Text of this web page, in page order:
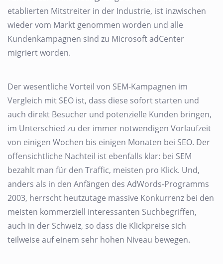
etablierten Mitstreiter in der Industrie, ist inzwischen
wieder vom Markt genommen worden und alle
Kundenkampagnen sind zu Microsoft adCenter
migriert worden.
Der wesentliche Vorteil von SEM-Kampagnen im
Vergleich mit SEO ist, dass diese sofort starten und
auch direkt Besucher und potenzielle Kunden bringen,
im Unterschied zu der immer notwendigen Vorlaufzeit
von einigen Wochen bis einigen Monaten bei SEO. Der
offensichtliche Nachteil ist ebenfalls klar: bei SEM
bezahlt man für den Traffic, meisten pro Klick. Und,
anders als in den Anfängen des AdWords-Programms
2003, herrscht heutzutage massive Konkurrenz bei den
meisten kommerziell interessanten Suchbegriffen,
auch in der Schweiz, so dass die Klickpreise sich
teilweise auf einem sehr hohen Niveau bewegen.